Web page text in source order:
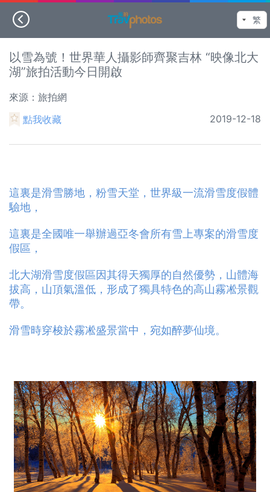
以雪為號！世界華人攝影師齊聚吉林 “映像北大
湖”旅拍活動今日開啟
來源：旅拍網
點我收藏
2019-12-18
這裏是滑雪勝地，粉雪天堂，世界級一流滑雪度假體
驗地，
這裏是全國唯一舉辦過亞冬會所有雪上專案的滑雪度
假區，
北大湖滑雪度假區因其得天獨厚的自然優勢，山體海
拔高，山頂氣溫低，形成了獨具特色的高山霧凇景觀
帶。
滑雪時穿梭於霧凇盛景當中，宛如醉夢仙境。